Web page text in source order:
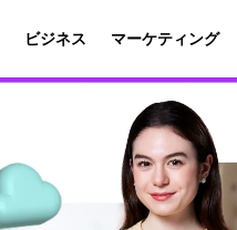
ビジネス マーケティング